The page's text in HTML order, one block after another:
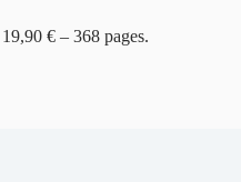
€ – 368 pages.